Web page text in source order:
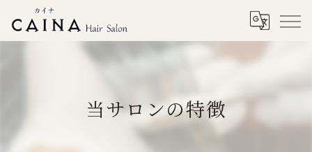
当サロンの特徴